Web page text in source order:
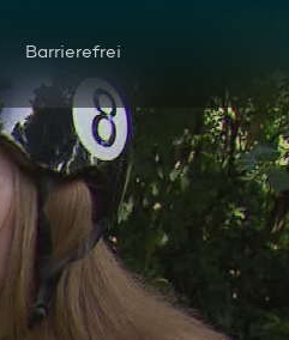
Barrierefrei